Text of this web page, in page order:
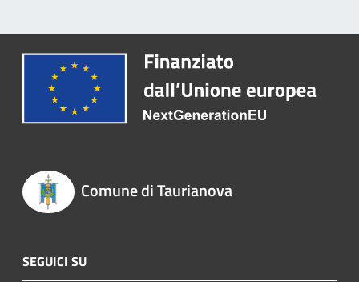
Comune di Taurianova
SEGUICI SU